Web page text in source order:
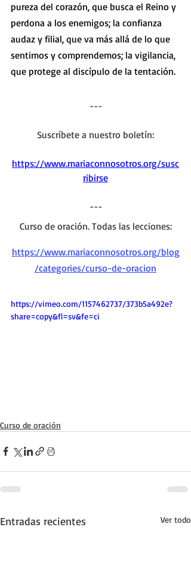
pureza del corazón, que busca el Reino y
perdona a los enemigos; la confianza
audaz y filial, que va más allá de lo que
sentimos y comprendemos; la vigilancia,
que protege al discípulo de la tentación.
---
Suscríbete a nuestro boletín:
https://www.mariaconnosotros.org/susc
ribirse
---
Curso de oración. Todas las lecciones:
https://www.mariaconnosotros.org/blog
/categories/curso-de-oracion
https://vimeo.com/1157462737/373b5a492e?
share=copy&fl=sv&fe=ci
Curso de oración
Entradas recientes Ver todo